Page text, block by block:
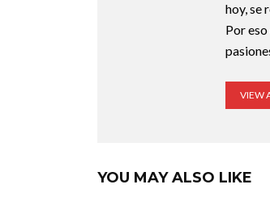
hoy, se
Por
VIEW
YOU MAY ALSO LIKE